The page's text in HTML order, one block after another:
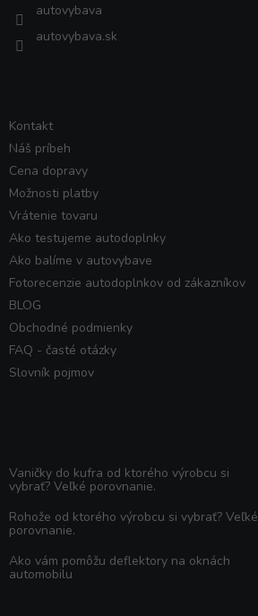
autovybava
autovybava.sk
Kontakt
Náš príbeh
Cena dopravy
Možnosti platby
Vrátenie tovaru
Ako testujeme autodoplnky
Ako balíme v autovybave
Fotorecenzie autodoplnkov od zákazníkov
BLOG
Obchodné podmienky
FAQ - časté otázky
Slovník pojmov
Vaničky do kufra od ktorého výrobcu si
vybrať? Veľké porovnanie.
Rohože od ktorého výrobcu si vybrať? Veľké
porovnanie.
Ako vám pomôžu deflektory na oknách
automobilu